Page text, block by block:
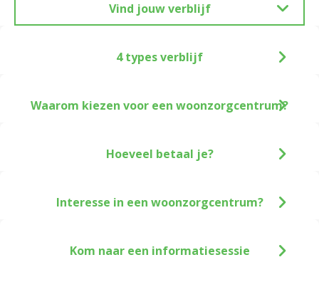
Vind jouw verblijf
4 types verblijf
Waarom kiezen voor een woonzorgcentrum?
Hoeveel betaal je?
Interesse in een woonzorgcentrum?
Kom naar een informatiesessie